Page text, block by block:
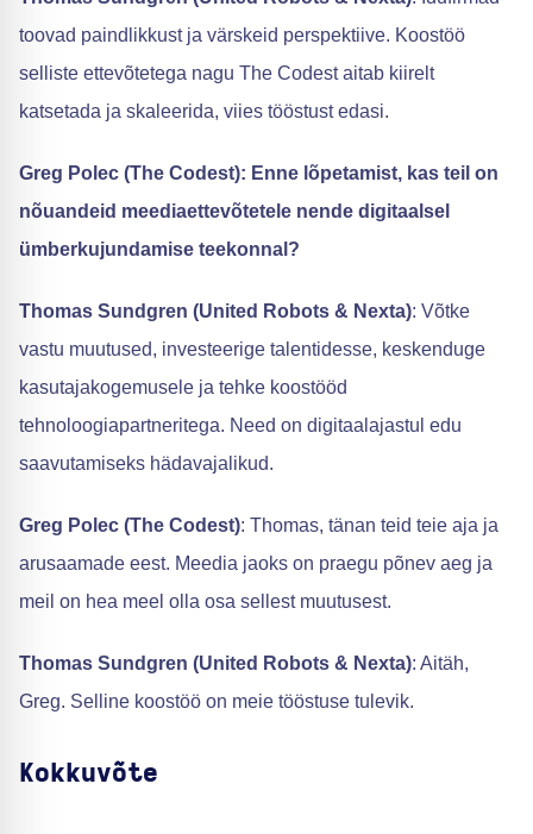
toovad paindlikkust ja värskeid perspektiive. Koostöö
selliste ettevõtetega nagu The Codest aitab kiirelt
katsetada ja skaleerida, viies tööstust edasi.
Greg Polec (The Codest): Enne lõpetamist, kas teil on
nõuandeid meediaettevõtetele nende digitaalsel
ümberkujundamise teekonnal?
Thomas Sundgren (United Robots & Nexta): Võtke
vastu muutused, investeerige talentidesse, keskenduge
kasutajakogemusele ja tehke koostööd
tehnoloogiapartneritega. Need on digitaalajastul edu
saavutamiseks hädavajalikud.
Greg Polec (The Codest): Thomas, tänan teid teie aja ja
arusaamade eest. Meedia jaoks on praegu põnev aeg ja
meil on hea meel olla osa sellest muutusest.
Thomas Sundgren (United Robots & Nexta): Aitäh,
Greg. Selline koostöö on meie tööstuse tulevik.
Kokkuvõte